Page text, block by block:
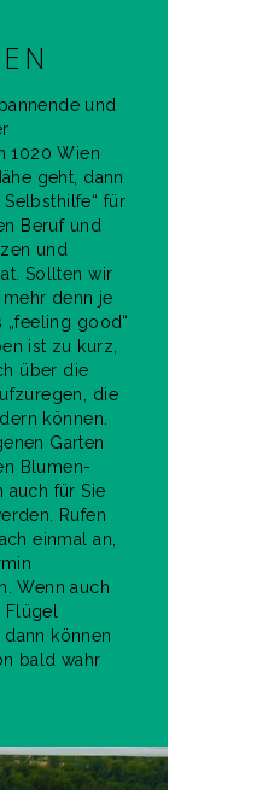
und
1020 Wien
geht, dann
Selbsthilfe“ für
Beruf und
und
Sollten wir
denn je
good“
ist zu kurz,
über die
die
können.
Garten
Blumen-
auch für Sie
Rufen
einmal an,
Wenn auch
können
bald wahr